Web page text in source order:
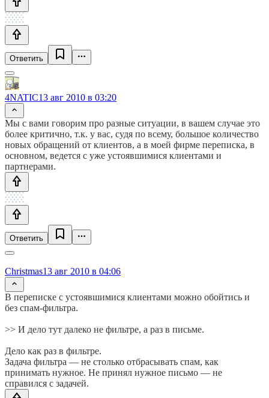
Ответить
4NATIC13 авг 2010 в 03:20
Мы с вами говорим про разные ситуации, в вашем случае это
более критично, т.к. у вас, судя по всему, большое количество
новых обращений от клиентов, а в моей фирме переписка, в
основном, ведется с уже устоявшимися клиентами и
партнерами.
Ответить
Christmas13 авг 2010 в 04:06
В переписке с устоявшимися клиентами можно обойтись и
без спам-фильтра.
>> И дело тут далеко не фильтре, а раз в письме.
Дело как раз в фильтре.
Задача фильтра — не столько отбрасывать спам, как
принимать нужное. Не принял нужное письмо — не
справился с задачей.